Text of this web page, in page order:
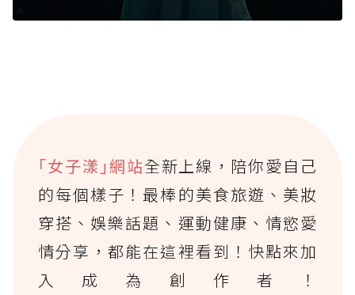
｢女子漾｣網站全新上線，陪你愛自己
的每個樣子！最棒的美食旅遊、美妝
穿搭、娛樂話題、運動健康、情慾愛
情分享，都能在這裡看到！快點來加
入成為創作者！